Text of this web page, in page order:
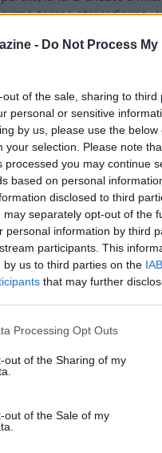
- Do Not Process
out of the sale, sharing to third
personal or sensitive
by us, please use the below
your selection. Please note
processed you may continue
based on personal
disclosed to third
may separately opt-out of the
personal information by third
participants. This
by us to third parties on the
that may further
Processing Opt Outs
out of the Sharing of my
out of the Sale of my
tempo straordinario,
ha vissuto le alterne vicende
Juventus non gestisce ora
gli azzurri sanno che in
Supercoppa? La partita per
situazione fisica e mentale
certezze. In questo
e della Juventus c'è
la Juventus ha Chiesa e
al piede, Ronaldo mette la
che però organizza male
all'altro. Il problema per
magari ti senti più forte ma
e Osimhen contro la
quando si decide la partita.
giocata straordinaria contro
E Osimhen entrando sa
hai necessità".